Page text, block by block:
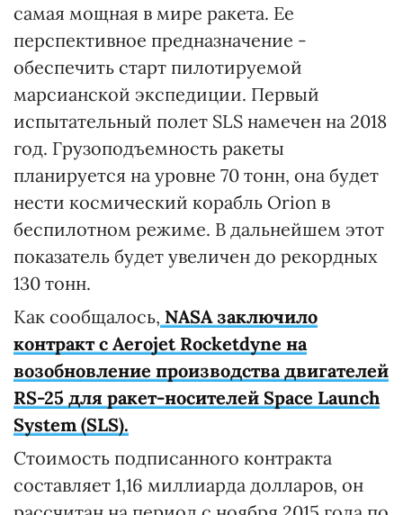
самая мощная в мире ракета. Ее
перспективное предназначение -
обеспечить старт пилотируемой
марсианской экспедиции. Первый
испытательный полет SLS намечен на 2018
год. Грузоподъемность ракеты
планируется на уровне 70 тонн, она будет
нести космический корабль Orion в
беспилотном режиме. В дальнейшем этот
показатель будет увеличен до рекордных
130 тонн.
Как сообщалось, NASA заключило
контракт с Aerojet Rocketdyne на
возобновление производства двигателей
RS-25 для ракет-носителей Space Launch
System (SLS).
Стоимость подписанного контракта
составляет 1,16 миллиарда долларов, он